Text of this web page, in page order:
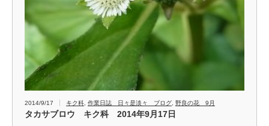
2014/9/17 キク科 作業日誌 日々是淡々 ブログ 野良の花 9月
タカサブロウ キク科 2014年9月17日